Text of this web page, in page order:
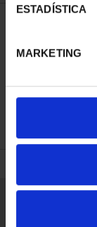
ESTADÍSTICA
MARKETING